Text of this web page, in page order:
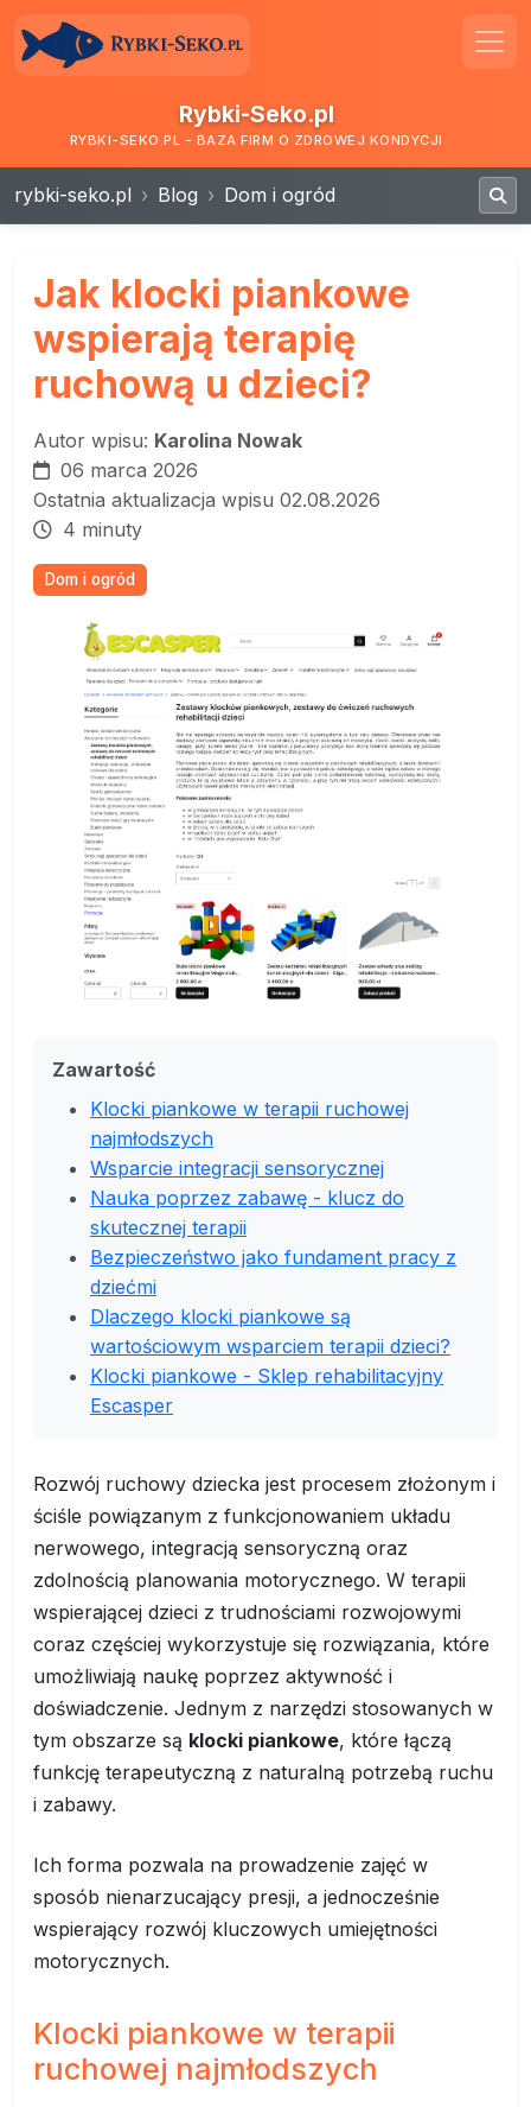
Rybki-Seko.pl
RYBKI-SEKO.PL - BAZA FIRM O ZDROWEJ KONDYCJI
rybki-seko.pl Blog Dom i ogród
Jak klocki piankowe
wspierają terapię
ruchową u dzieci?
Autor wpisu: Karolina Nowak
06 marca 2026
Ostatnia aktualizacja wpisu 02.08.2026
4 minuty
Dom i ogród
Zawartość
Klocki piankowe w terapii ruchowej
najmłodszych
Wsparcie integracji sensorycznej
Nauka poprzez zabawę - klucz do
skutecznej terapii
Bezpieczeństwo jako fundament pracy z
dziećmi
Dlaczego klocki piankowe są
wartościowym wsparciem terapii dzieci?
Klocki piankowe - Sklep rehabilitacyjny
Escasper
Rozwój ruchowy dziecka jest procesem złożonym i
ściśle powiązanym z funkcjonowaniem układu
nerwowego, integracją sensoryczną oraz
zdolnością planowania motorycznego. W terapii
wspierającej dzieci z trudnościami rozwojowymi
coraz częściej wykorzystuje się rozwiązania, które
umożliwiają naukę poprzez aktywność i
doświadczenie. Jednym z narzędzi stosowanych w
tym obszarze są klocki piankowe, które łączą
funkcję terapeutyczną z naturalną potrzebą ruchu
i zabawy.
Ich forma pozwala na prowadzenie zajęć w
sposób nienarzucający presji, a jednocześnie
wspierający rozwój kluczowych umiejętności
motorycznych.
Klocki piankowe w terapii
ruchowej najmłodszych